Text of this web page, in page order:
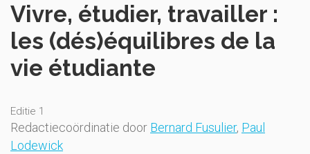
Vivre, étudier, travailler :
les (dés)équilibres de la
vie étudiante
Editie 1
Redactiecoördinatie door Bernard Fusulier, Paul
Lodewick